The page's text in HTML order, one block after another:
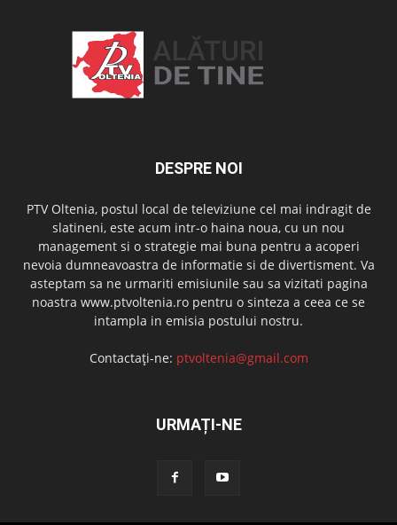
DESPRE NOI
PTV Oltenia, postul local de televiziune cel mai indragit de
slatineni, este acum intr-o haina noua, cu un nou
management si o strategie mai buna pentru a acoperi
nevoia dumneavoastra de informatie si de divertisment. Va
asteptam sa ne urmariti emisiunile sau sa vizitati pagina
noastra www.ptvoltenia.ro pentru o sinteza a ceea ce se
intampla in emisia postului nostru.
Contactați-ne: ptvoltenia@gmail.com
URMAȚI-NE